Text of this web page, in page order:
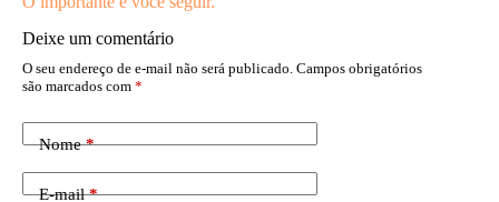
Deixe um comentário
O seu endereço de e-mail não será publicado. Campos obrigatórios
são marcados com *
Nome*
E-mail*